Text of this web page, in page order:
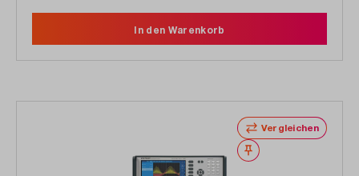
In den Warenkorb
Vergleichen
Merken